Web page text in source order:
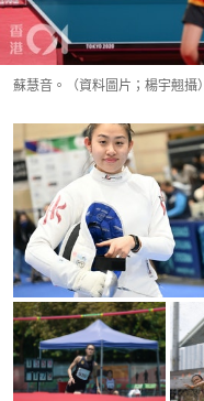
蘇慧音。（資料圖片；楊宇翹攝）